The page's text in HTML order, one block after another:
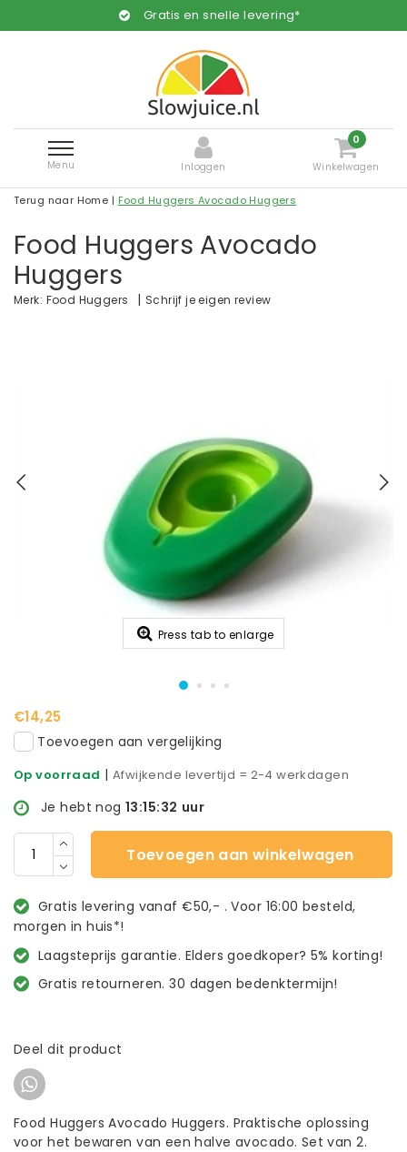
Gratis en snelle levering*
Menu Inloggen
0
Winkelwagen
Terug naar Home | Food Huggers Avocado Huggers
Food Huggers Avocado
Huggers
Merk: Food Huggers | Schrijf je eigen review
Press tab to enlarge
€14,25
Toevoegen aan vergelijking
Op voorraad | Afwijkende levertijd = 2-4 werkdagen
Je hebt nog 13:15:32 uur
Toevoegen aan winkelwagen
Gratis levering vanaf €50,- . Voor 16:00 besteld,
morgen in huis*!
Laagsteprijs garantie. Elders goedkoper? 5% korting!
Gratis retourneren. 30 dagen bedenktermijn!
Deel dit product
Food Huggers Avocado Huggers. Praktische oplossing
voor het bewaren van een halve avocado. Set van 2.